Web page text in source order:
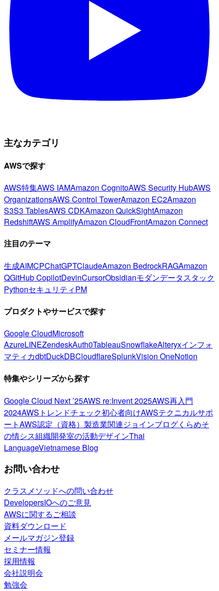
主なカテゴリ
AWSで探す
AWS特集AWS IAMAmazon CognitoAWS Security HubAWS
OrganizationsAWS Control TowerAmazon EC2Amazon
S3S3 TablesAWS CDKAmazon QuickSightAmazon
RedshiftAWS AmplifyAmazon CloudFrontAmazon Connect
注目のテーマ
生成AIMCPChatGPTClaudeAmazon BedrockRAGAmazon
QGitHub CopilotDevinCursorObsidianモダンデータスタック
PythonセキュリティPM
プロダクトやサービスで探す
Google CloudMicrosoft
AzureLINEZendeskAuth0TableauSnowflakeAlteryxインフォ
マティカdbtDuckDBCloudflareSplunkVision OneNotion
特集やシリーズから探す
Google Cloud Next ’25AWS re:Invent 2025AWS再入門
2024AWSトレンドチェック初心者向けAWSテクニカルサポ
ートAWS認定（資格） 製造業関連ジョインブログくらめそ
の情シス組織開発室の活動デザインThai
LanguageVietnamese Blog
お問い合わせ
クラスメソッドへの問い合わせ
DevelopersIOへのご意見
AWSに関するご相談
資料ダウンロード
メールマガジン登録
セミナー情報
採用情報
会社説明会
勉強会